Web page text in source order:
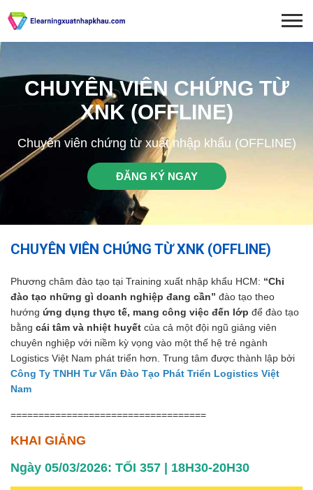
CHUYÊN VIÊN CHỨNG TỪ
XNK (OFFLINE)
Chuyên viên chứng từ xuất nhập khẩu (OFFLINE)
ĐĂNG KÝ NGAY
CHUYÊN VIÊN CHỨNG TỪ XNK (OFFLINE)
Phương châm đào tạo tại Training xuất nhập khẩu HCM: “Chỉ
đào tạo những gì doanh nghiệp đang cần” đào tạo theo
hướng ứng dụng thực tế, mang công việc đến lớp để đào tạo
bằng cái tâm và nhiệt huyết của cả một đội ngũ giảng viên
chuyên nghiệp với niềm kỳ vọng vào một thế hệ trẻ ngành
Logistics Việt Nam phát triển hơn. Trung tâm được thành lập bởi
Công Ty TNHH Tư Vấn Đào Tạo Phát Triển Logistics Việt
Nam
===================================
KHAI GIẢNG
Ngày 05/03/2026: TỐI 357 | 18H30-20H30